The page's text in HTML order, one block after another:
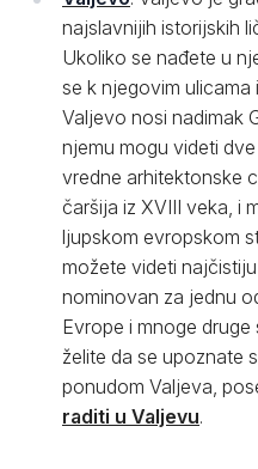
najslavnijih istorijskih
Ukoliko se nađete u
se k njegovim
Valjevo nosi nadimak
njemu mogu videti
vredne arhitektonske
čaršija iz XVIII veka, i
ljupskom evropskom
možete videti
nominovan za jednu
Evrope i mnoge
želite da se upoznate
ponudom Valjeva,
raditi u Valjevu.